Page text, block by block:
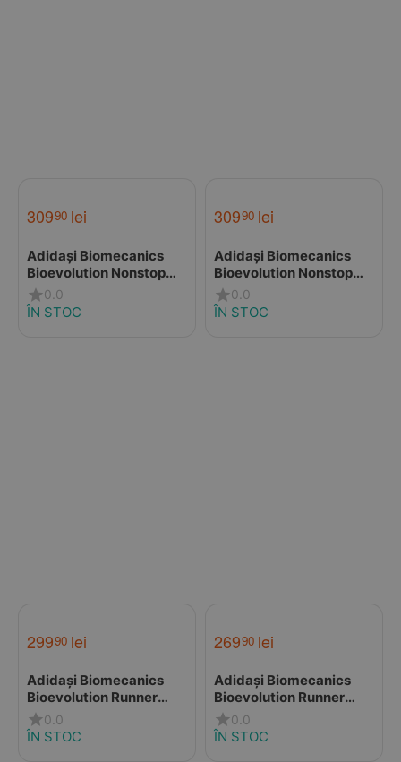
30990 lei
Adidași Biomecanics
Bioevolution Nonstop
pentru băieți - albastru
cu Velcro
0.0
ÎN STOC
30990 lei
Adidași Biomecanics
Bioevolution Nonstop
pentru fete - Roz cu
Velcro
0.0
ÎN STOC
29990 lei
Adidași Biomecanics
Bioevolution Runner
pentru Copii – Roz cu
Velcro
0.0
ÎN STOC
26990 lei
Adidași Biomecanics
Bioevolution Runner
pentru Copii – bleumarin
cu Velcro și șiret
0.0
ÎN STOC